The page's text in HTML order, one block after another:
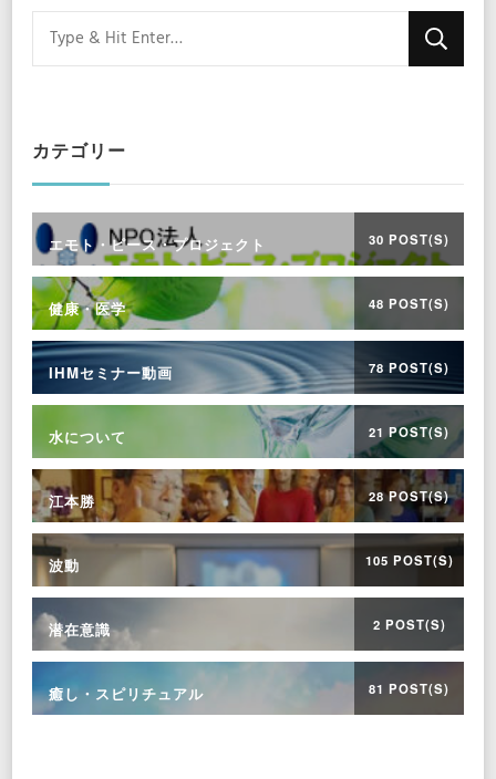
Looking
for
カテゴリー
エモト・ピース・プロジェクト 30 POST(S)
健康・医学 48 POST(S)
IHMセミナー動画 78 POST(S)
水について 21 POST(S)
江本勝 28 POST(S)
波動 105 POST(S)
潜在意識 2 POST(S)
癒し・スピリチュアル 81 POST(S)